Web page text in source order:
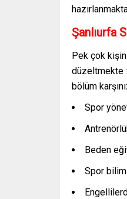
Şanlıurfa
Pek çok
düzeltmekte
bölüm
Spor
Beden
Spor